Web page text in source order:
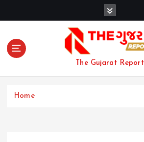
The Gujarat Report
Home